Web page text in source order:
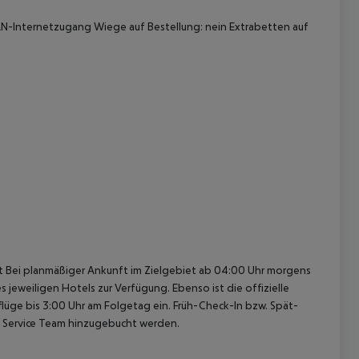
Internetzugang Wiege auf Bestellung: nein Extrabetten auf
Bei planmäßiger Ankunft im Zielgebiet ab 04:00 Uhr morgens
Hotels zur Verfügung. Ebenso ist die offizielle
bis 3:00 Uhr am Folgetag ein. Früh-Check-In bzw. Spät-
Team hinzugebucht werden.